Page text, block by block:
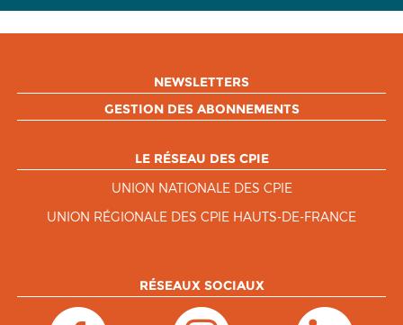
NEWSLETTERS
GESTION DES ABONNEMENTS
LE RÉSEAU DES CPIE
UNION NATIONALE DES CPIE
UNION RÉGIONALE DES CPIE HAUTS-DE-FRANCE
RÉSEAUX SOCIAUX